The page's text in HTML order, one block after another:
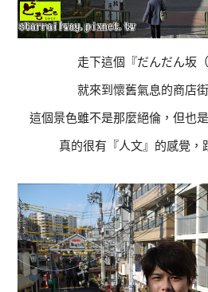
走下這個『だんだん坂
就來到懷舊氣息的商店街
這個景色雖不是那麼絕倫，但也
真的很有『人文』的感覺，